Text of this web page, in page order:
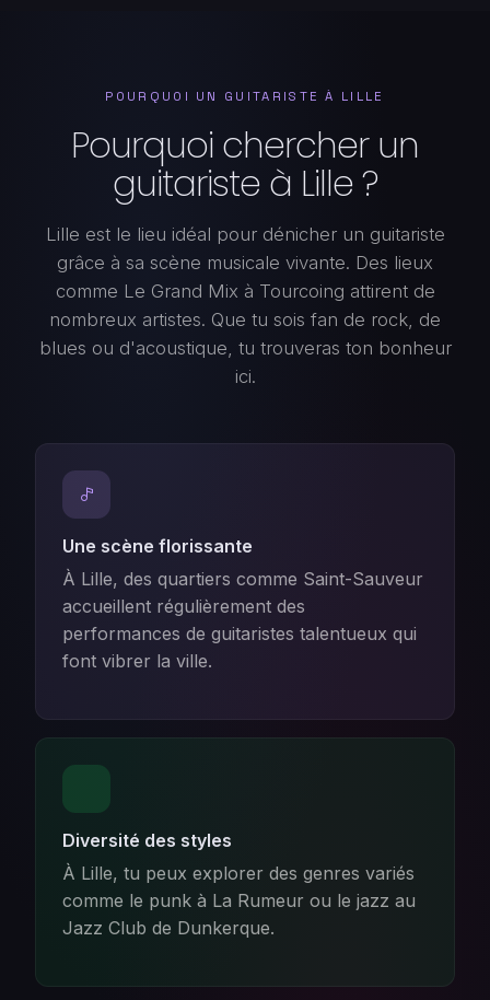
POURQUOI UN GUITARISTE À LILLE
Pourquoi chercher un
guitariste à Lille ?
Lille est le lieu idéal pour dénicher un guitariste
grâce à sa scène musicale vivante. Des lieux
comme Le Grand Mix à Tourcoing attirent de
nombreux artistes. Que tu sois fan de rock, de
blues ou d'acoustique, tu trouveras ton bonheur
ici.
Une scène florissante
À Lille, des quartiers comme Saint-Sauveur
accueillent régulièrement des
performances de guitaristes talentueux qui
font vibrer la ville.
Diversité des styles
À Lille, tu peux explorer des genres variés
comme le punk à La Rumeur ou le jazz au
Jazz Club de Dunkerque.